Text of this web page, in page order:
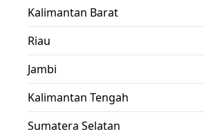
Kalimantan Barat
Riau
Jambi
Kalimantan Tengah
Sumatera Selatan